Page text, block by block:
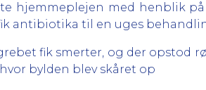
hjemmeplejen med henblik
antibiotika til en uges
fik smerter, og der opstod
bylden blev skåret op